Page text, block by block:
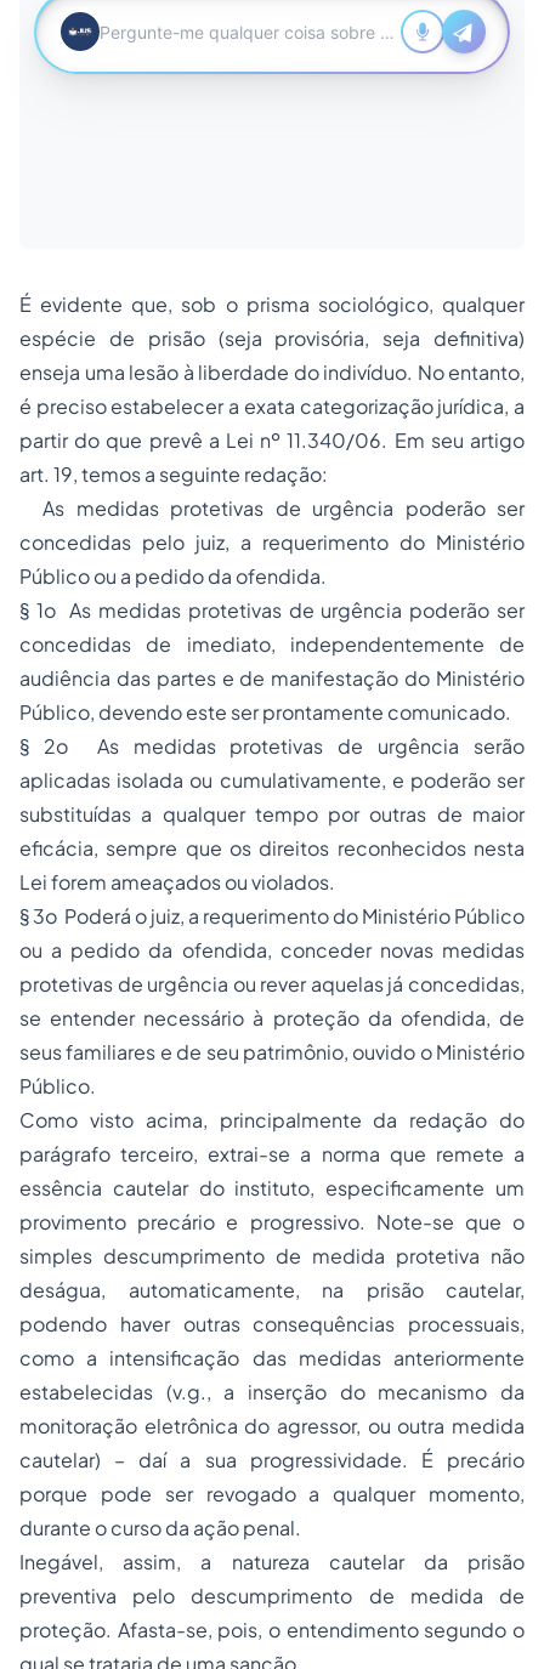
É evidente que, sob o prisma sociológico, qualquer
espécie de prisão (seja provisória, seja definitiva)
enseja uma lesão à liberdade do indivíduo. No entanto,
é preciso estabelecer a exata categorização jurídica, a
partir do que prevê a Lei nº 11.340/06. Em seu artigo
art. 19, temos a seguinte redação:
As medidas protetivas de urgência poderão ser
concedidas pelo juiz, a requerimento do Ministério
Público ou a pedido da ofendida.
§ 1o As medidas protetivas de urgência poderão ser
concedidas de imediato, independentemente de
audiência das partes e de manifestação do Ministério
Público, devendo este ser prontamente comunicado.
§ 2o As medidas protetivas de urgência serão
aplicadas isolada ou cumulativamente, e poderão ser
substituídas a qualquer tempo por outras de maior
eficácia, sempre que os direitos reconhecidos nesta
Lei forem ameaçados ou violados.
§ 3o Poderá o juiz, a requerimento do Ministério Público
ou a pedido da ofendida, conceder novas medidas
protetivas de urgência ou rever aquelas já concedidas,
se entender necessário à proteção da ofendida, de
seus familiares e de seu patrimônio, ouvido o Ministério
Público.
Como visto acima, principalmente da redação do
parágrafo terceiro, extrai-se a norma que remete a
essência cautelar do instituto, especificamente um
provimento precário e progressivo. Note-se que o
simples descumprimento de medida protetiva não
deságua, automaticamente, na prisão cautelar,
podendo haver outras consequências processuais,
como a intensificação das medidas anteriormente
estabelecidas (v.g., a inserção do mecanismo da
monitoração eletrônica do agressor, ou outra medida
cautelar) – daí a sua progressividade. É precário
porque pode ser revogado a qualquer momento,
durante o curso da ação penal.
Inegável, assim, a natureza cautelar da prisão
preventiva pelo descumprimento de medida de
proteção. Afasta-se, pois, o entendimento segundo o
qual se trataria de uma sanção.